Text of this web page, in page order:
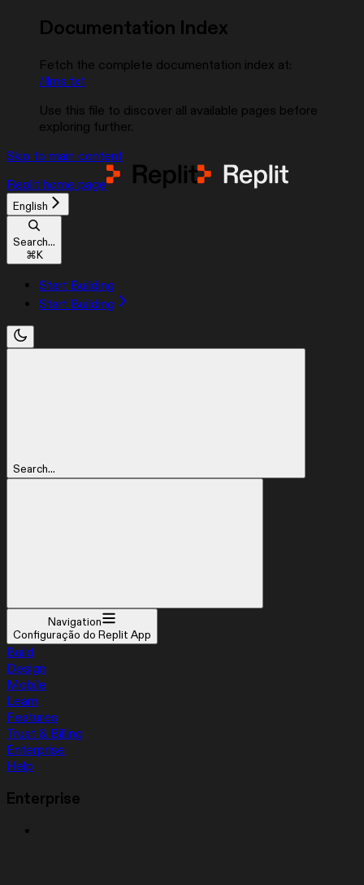
Documentation Index
Fetch the complete documentation index at:
/llms.txt
Use this file to discover all available pages before
exploring further.
Skip to main content
Replit home page
English
Search...
⌘K
Start Building
Start Building
Search...
Navigation
Configuração do Replit App
Build
Design
Mobile
Learn
Features
Trust & Billing
Enterprise
Help
Enterprise